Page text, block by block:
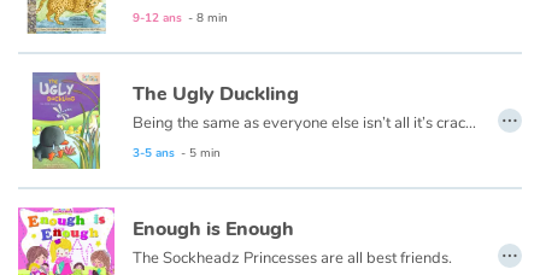
Voyage, épopée, enquête, aventure
Autour du monde
Apprentissage
9-12 ans - 8 min
The Ugly Duckling
Being the same as everyone else isn’t all it’s cracked up to be. In the far back corner of a big barn on a small farm that is just on the other side of a hill, a bird was born to a family of ducks. Her name was Lucy. Lucy didn’t look quite like the others. This is her story...
3-5 ans - 5 min
…
Enough is Enough
The Sockheadz Princesses are all best friends. …